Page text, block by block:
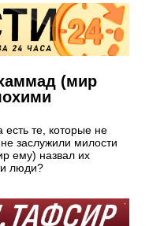
(мир
те, которые не
заслужили милости
ему) назвал их
люди?